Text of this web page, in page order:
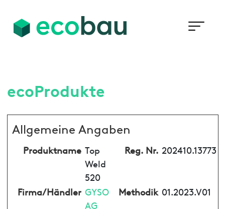
ecoProdukte
Allgemeine Angaben
Produktname Top
Weld
520
Reg. Nr. 202410.13773
Firma/Händler GYSO
AG
Methodik 01.2023.V01